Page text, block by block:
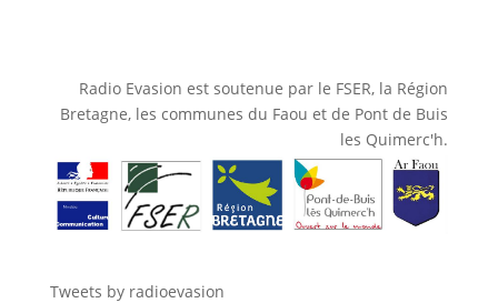
Radio Evasion est soutenue par le FSER, la Région
Bretagne, les communes du Faou et de Pont de Buis
les Quimerc'h.
Tweets by radioevasion